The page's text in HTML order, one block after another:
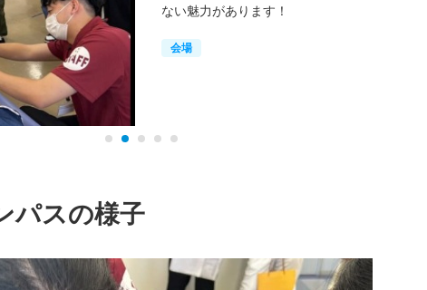
ない魅力があります！
会場
パスの様子